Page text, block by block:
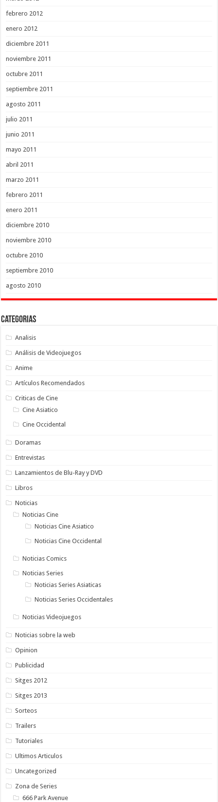
febrero 2012
enero 2012
diciembre 2011
noviembre 2011
octubre 2011
septiembre 2011
agosto 2011
julio 2011
junio 2011
mayo 2011
abril 2011
marzo 2011
febrero 2011
enero 2011
diciembre 2010
noviembre 2010
octubre 2010
septiembre 2010
agosto 2010
Categorias
Analisis
Análisis de Videojuegos
Anime
Artículos Recomendados
Criticas de Cine
Cine Asiatico
Cine Occidental
Doramas
Entrevistas
Lanzamientos de Blu-Ray y DVD
Libros
Noticias
Noticias Cine
Noticias Cine Asiatico
Noticias Cine Occidental
Noticias Comics
Noticias Series
Noticias Series Asiaticas
Noticias Series Occidentales
Noticias Videojuegos
Noticias sobre la web
Opinion
Publicidad
Sitges 2012
Sitges 2013
Sorteos
Trailers
Tutoriales
Ultimos Articulos
Uncategorized
Zona de Series
666 Park Avenue